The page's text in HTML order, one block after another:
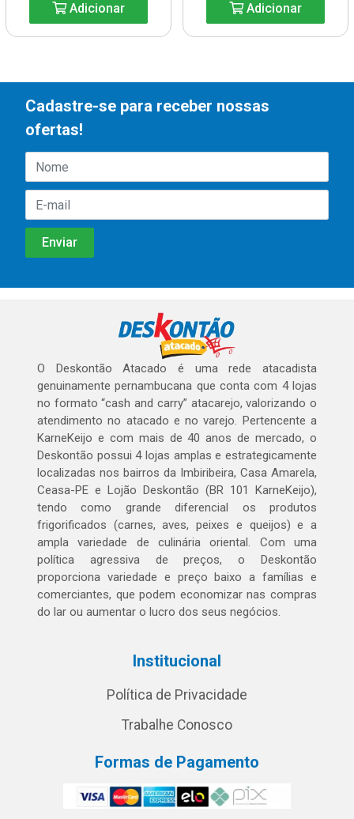
Adicionar Adicionar
Cadastre-se para receber nossas
ofertas!
O Deskontão Atacado é uma rede atacadista
genuinamente pernambucana que conta com 4 lojas
no formato “cash and carry” atacarejo, valorizando o
atendimento no atacado e no varejo. Pertencente a
KarneKeijo e com mais de 40 anos de mercado, o
Deskontão possui 4 lojas amplas e estrategicamente
localizadas nos bairros da Imbiribeira, Casa Amarela,
Ceasa-PE e Lojão Deskontão (BR 101 KarneKeijo),
tendo como grande diferencial os produtos
frigorificados (carnes, aves, peixes e queijos) e a
ampla variedade de culinária oriental. Com uma
política agressiva de preços, o Deskontão
proporciona variedade e preço baixo a famílias e
comerciantes, que podem economizar nas compras
do lar ou aumentar o lucro dos seus negócios.
Institucional
Política de Privacidade
Trabalhe Conosco
Formas de Pagamento